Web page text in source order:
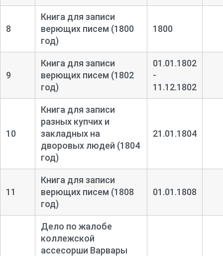
8
Книга для записи
верющих писем (1800
год)
1800
9
Книга для записи
верющих писем (1802
год)
01.01.1802
-
11.12.1802
10
Книга для записи
разных купчих и
закладных на
дворовых людей (1804
год)
21.01.1804
11
Книга для записи
верющих писем (1808
год)
01.01.1808
Дело по жалобе
коллежской
аcсесорши Варвары